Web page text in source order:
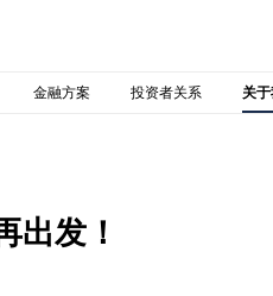
金融方案 投资者关系 关
出发！